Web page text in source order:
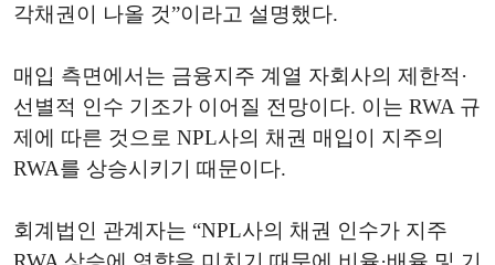
각채권이 나올 것”이라고 설명했다.
매입 측면에서는 금융지주 계열 자회사의 제한적·
선별적 인수 기조가 이어질 전망이다. 이는 RWA 규
제에 따른 것으로 NPL사의 채권 매입이 지주의
RWA를 상승시키기 때문이다.
회계법인 관계자는 “NPL사의 채권 인수가 지주